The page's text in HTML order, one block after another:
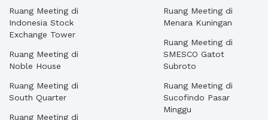
Ruang Meeting di
Indonesia Stock
Exchange Tower
Ruang Meeting di
Noble House
Ruang Meeting di
South Quarter
Ruang Meeting di
Ruang Meeting di
Menara Kuningan
Ruang Meeting di
SMESCO Gatot
Subroto
Ruang Meeting di
Sucofindo Pasar
Minggu